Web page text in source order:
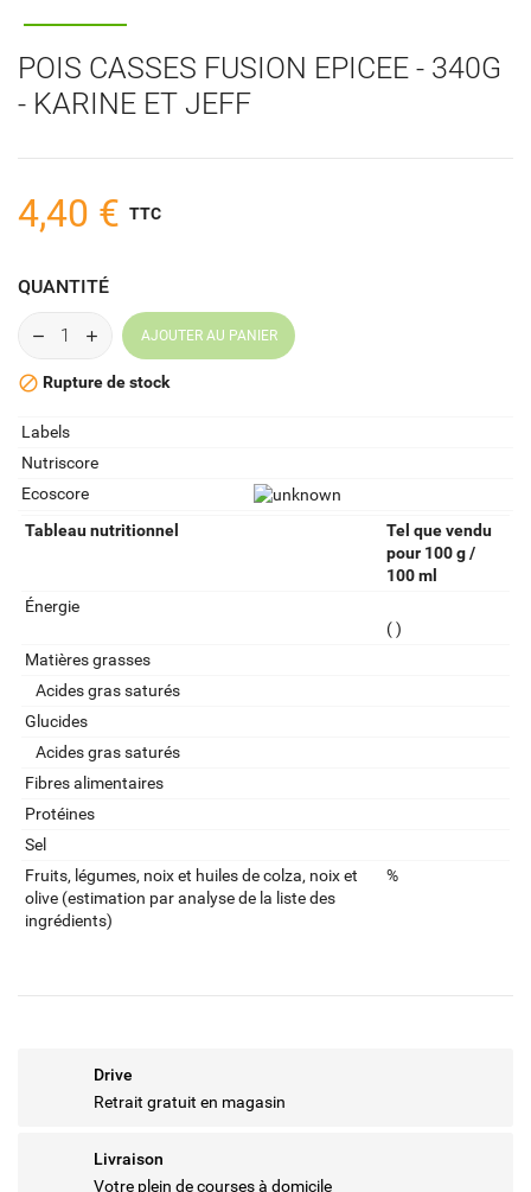
POIS CASSES FUSION EPICEE - 340G
- KARINE ET JEFF
4,40 € TTC
QUANTITÉ
AJOUTER AU PANIER
 Rupture de stock
Labels
Nutriscore
Ecoscore
Tableau nutritionnel
Tel que vendu
pour 100 g /
100 ml
Énergie
( )
Matières grasses
Acides gras saturés
Glucides
Acides gras saturés
Fibres alimentaires
Protéines
Sel
Fruits‚ légumes‚ noix et huiles de colza‚ noix et
olive (estimation par analyse de la liste des
ingrédients)
%
Drive
Retrait gratuit en magasin
Livraison
Votre plein de courses à domicile